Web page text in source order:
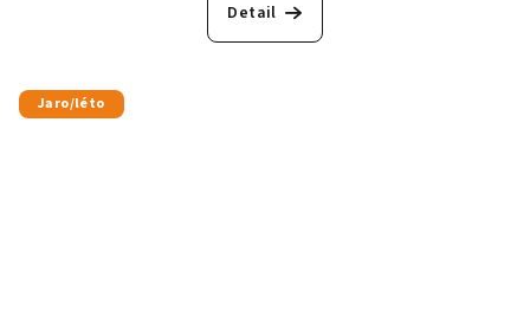
Detail
Jaro/léto